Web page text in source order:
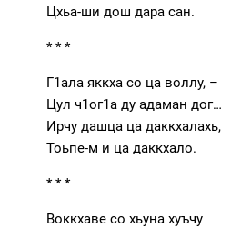
Цхьа-ши дош дара сан.
* * *
Г1ала яккха со ца воллу, –
Цул ч1ог1а ду адаман дог…
Ирчу дашца ца даккхалахь,
Тоьпе-м и ца даккхало.
* * *
Воккхаве со хьуна хуъчу